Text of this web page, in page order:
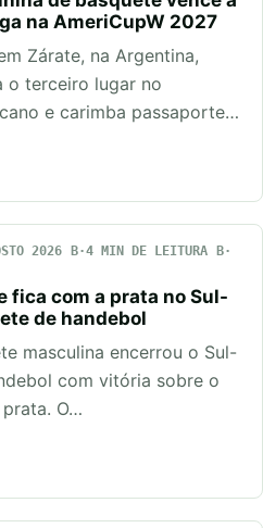
na AmeriCupW 2027
Zárate, na Argentina,
o terceiro lugar no
e carimba passaporte…
2026
4 MIN DE LEITURA
fica com a prata no Sul-
de handebol
masculina encerrou o Sul-
com vitória sobre o
prata. O…